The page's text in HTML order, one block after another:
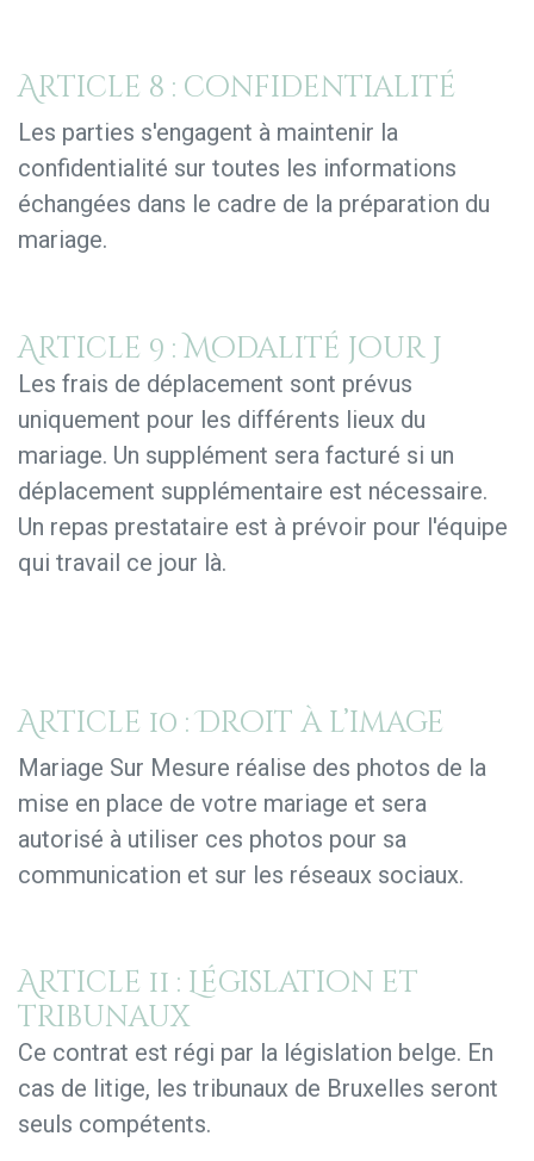
Article 8 : confidentialité
Les parties s'engagent à maintenir la
confidentialité sur toutes les informations
échangées dans le cadre de la préparation du
mariage.
Article 9 : Modalité jour J
Les frais de déplacement sont prévus
uniquement pour les différents lieux du
mariage. Un supplément sera facturé si un
déplacement supplémentaire est nécessaire.
Un repas prestataire est à prévoir pour l'équipe
qui travail ce jour là.
Article 10 : Droit à l’image
Mariage Sur Mesure réalise des photos de la
mise en place de votre mariage et sera
autorisé à utiliser ces photos pour sa
communication et sur les réseaux sociaux.
Article 11 : Législation et
tribunaux
Ce contrat est régi par la législation belge. En
cas de litige, les tribunaux de Bruxelles seront
seuls compétents.